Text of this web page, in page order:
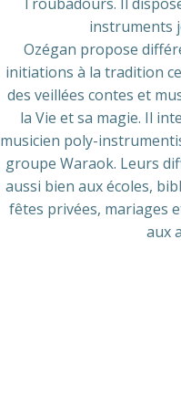
instruments
Ozégan propose
initiations à la tradition
des veillées contes et
la Vie et sa magie. Il
musicien poly-
groupe Waraok. Leurs
aussi bien aux écoles,
fêtes privées, mariages
aux